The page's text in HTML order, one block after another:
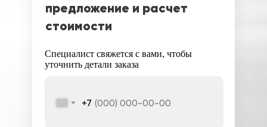
предложение и расчет
стоимости
Специалист свяжется с вами, чтобы
уточнить детали заказа
+7